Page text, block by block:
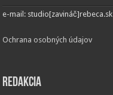
e-mail: studio[zavináč]rebeca.sk
Ochrana osobných údajov
Redakcia